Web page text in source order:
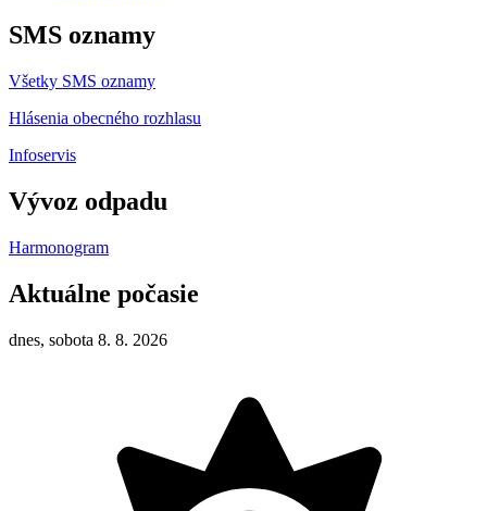
SMS oznamy
Všetky SMS oznamy
Hlásenia obecného rozhlasu
Infoservis
Vývoz odpadu
Harmonogram
Aktuálne počasie
dnes, sobota 8. 8. 2026